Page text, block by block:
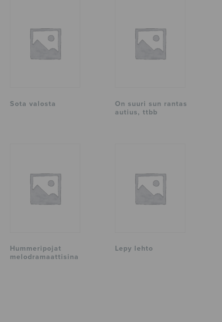
Sota valosta
On suuri sun rantas
autius, ttbb
Hummeripojat
melodramaattisina
Lepy lehto